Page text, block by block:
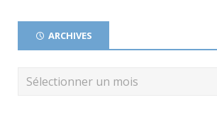
ARCHIVES